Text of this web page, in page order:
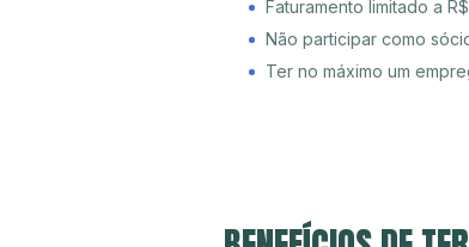
Faturamento limitado a
Não participar como
Ter no máximo um